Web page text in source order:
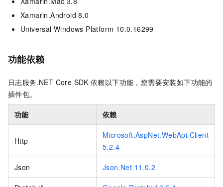
Xamarin.Android 8.0
Universal Windows Platform 10.0.16299
功能依赖
日志服务.NET Core SDK 依赖以下功能，您需要安装如下功能的
插件包。
功能 依赖
Http
Microsoft.AspNet.WebApi.Client
5.2.4
Json Json.Net 11.0.2